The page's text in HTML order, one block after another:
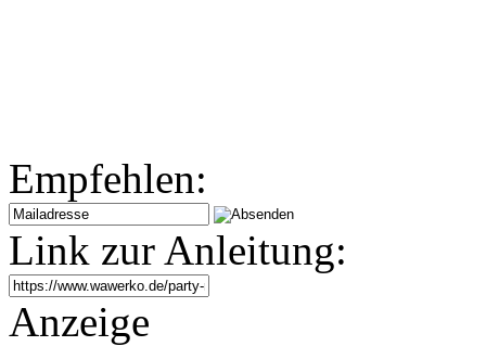
Empfehlen:
Link zur Anleitung:
Anzeige